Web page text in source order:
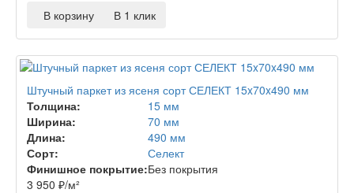
В корзину В 1 клик
Штучный паркет из ясеня сорт СЕЛЕКТ 15x70x490 мм
Толщина:
15 мм
Ширина:
70 мм
Длина:
490 мм
Сорт:
Селект
Финишное покрытие:Без покрытия
3 950 ₽/м²